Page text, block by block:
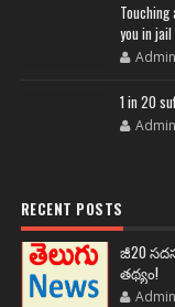
you in
Admin
1 in 20
Admin
RECENT POSTS
జీ20
తథ్యం!
Admin